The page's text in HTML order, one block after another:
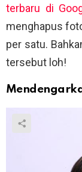
terbaru di
menghapus
per satu.
tersebut loh!